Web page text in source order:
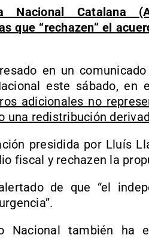
Nacional
que “rechazen” el
en un
este sábado, en
adicionales no
una redistribución
presidida por Lluís
fiscal y rechazen la
de que “el
Nacional también ha